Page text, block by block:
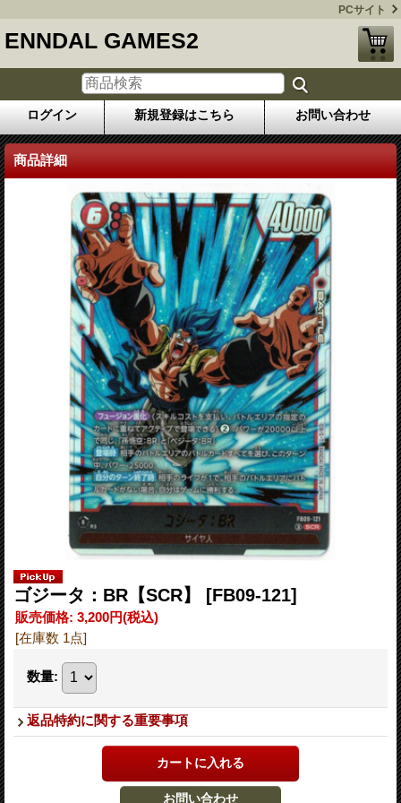
PCサイト
ENNDAL GAMES2
ログイン 新規登録はこちら お問い合わせ
商品詳細
ゴジータ：BR【SCR】 [FB09-121]
販売価格: 3,200円(税込)
[在庫数 1点]
数量:
返品特約に関する重要事項